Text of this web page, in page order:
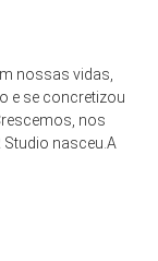
nossas vidas,
e se concretizou
nos
nasceu.A